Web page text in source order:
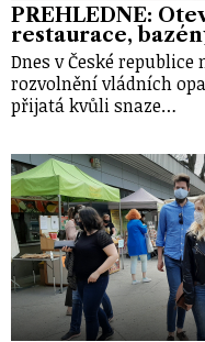
PŘEHLEDNĚ:
restaurace,
Dnes v České republice
rozvolnění vládních
přijatá kvůli snaze…